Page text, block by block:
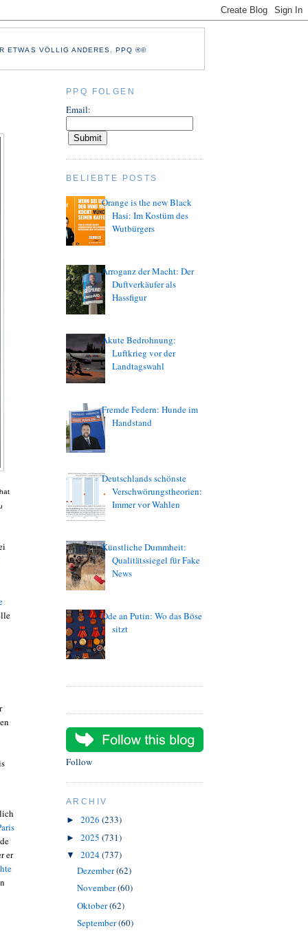
ETWAS VÖLLIG ANDERES. PPQ ®©
er
PPQ FOLGEN
Email:
BELIEBTE POSTS
Orange is the new Black
Hasi: Im Kostüm des
Wutbürgers
Arroganz der Macht: Der
Duftverkäufer als
Hassfigur
Akute Bedrohnung:
Luftkrieg vor der
Landtagswahl
Fremde Federn: Hunde im
Handstand
Deutschlands schönste
Verschwörungstheorien:
Immer vor Wahlen
Künstliche Dummheit:
Qualitätssiegel für Fake
News
Ode an Putin: Wo das Böse
sitzt
Follow
ARCHIV
► 2026 (233)
► 2025 (731)
▼ 2024(737)
Dezember(62)
November(60)
Oktober(62)
September(60)